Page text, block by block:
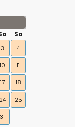
So
3 4
10 11
17 18
24 25
31